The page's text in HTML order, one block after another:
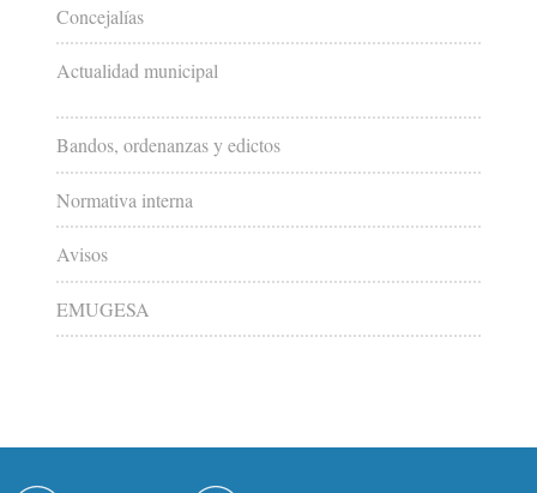
Concejalías
Actualidad municipal
Bandos, ordenanzas y edictos
Normativa interna
Avisos
EMUGESA